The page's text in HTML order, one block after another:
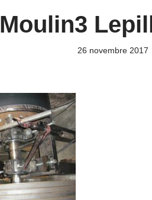
Moulin3
26 novembre 2017